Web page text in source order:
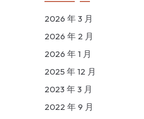
2026 年 3 月
2026 年 2 月
2026 年 1 月
2025 年 12 月
2023 年 3 月
2022 年 9 月